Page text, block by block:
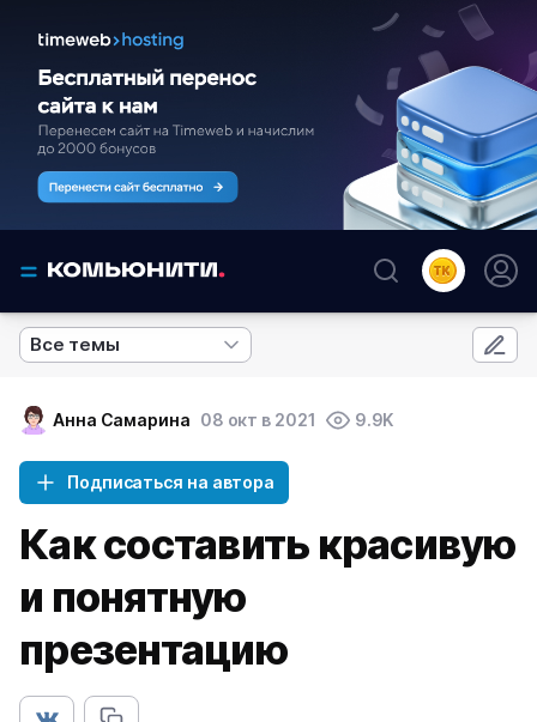
Все темы
Анна Самарина 08 окт в 2021 9.9K
Подписаться на автора
Как составить красивую
и понятную
презентацию